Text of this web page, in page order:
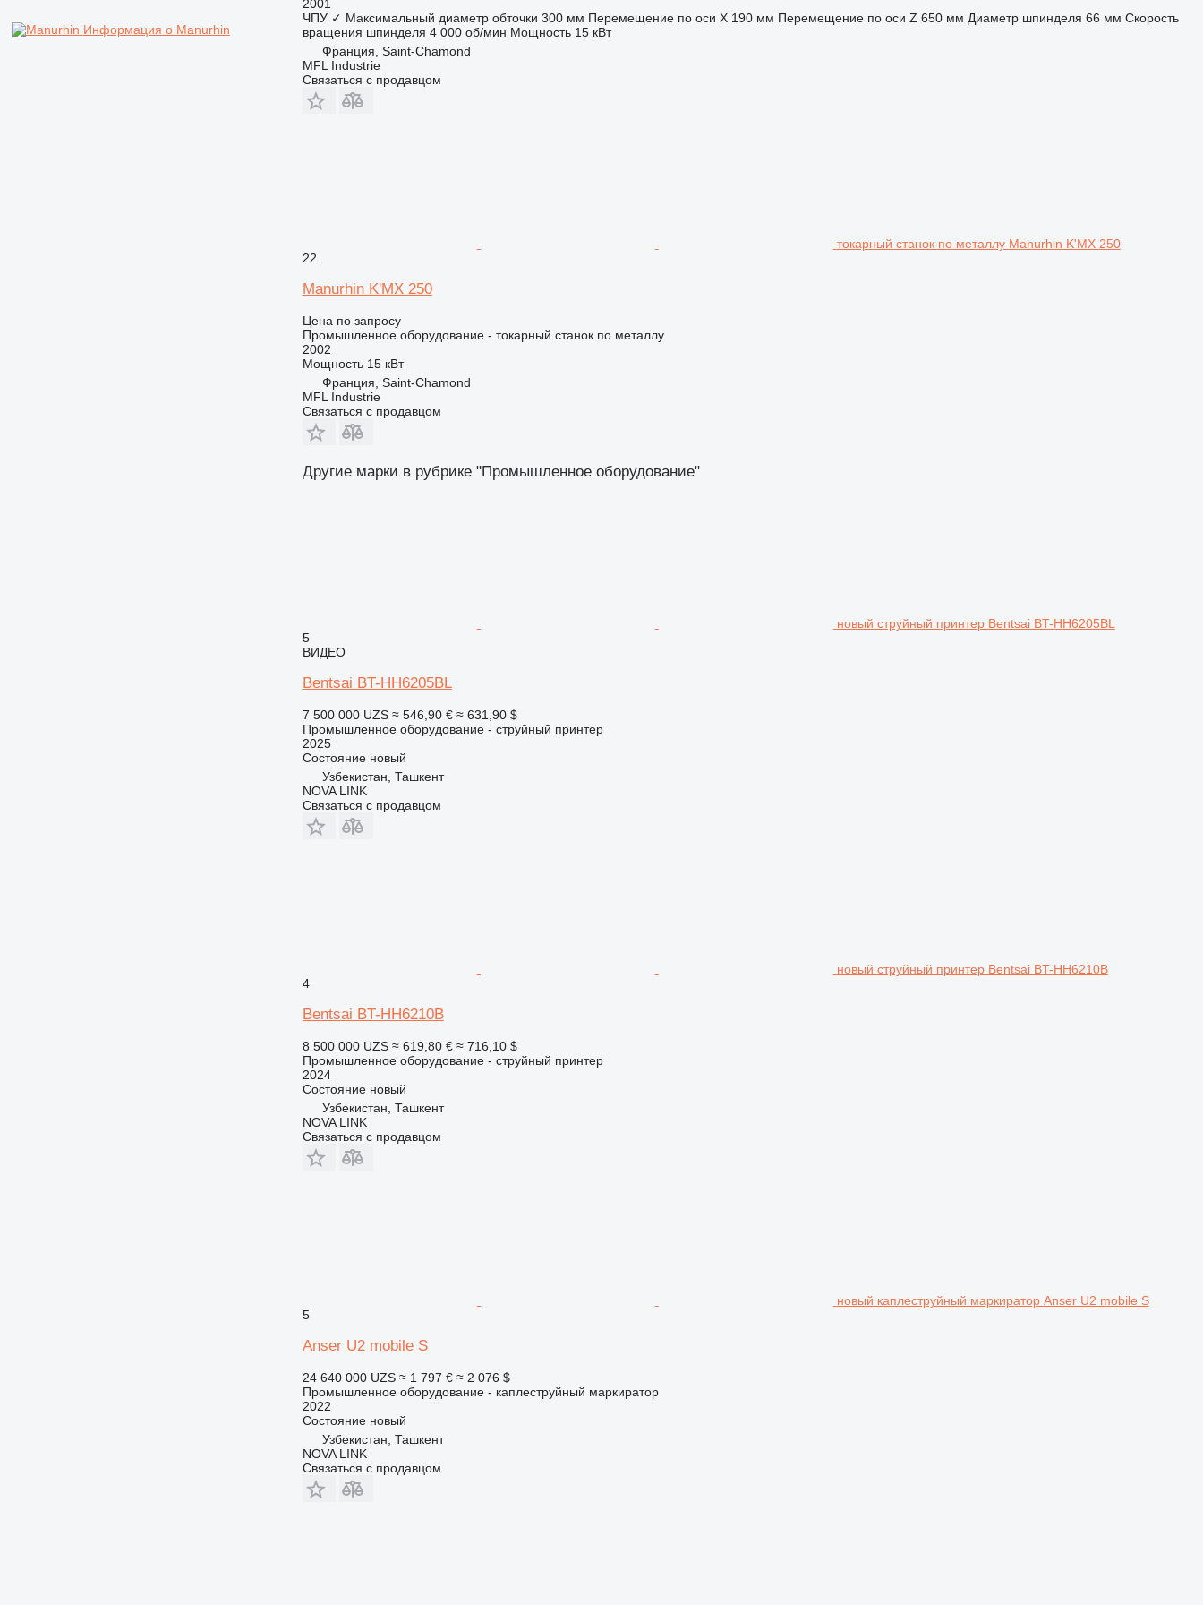
Информация о Manurhin
2001
ЧПУ ✓ Максимальный диаметр обточки 300 мм Перемещение по оси X 190 мм Перемещение по оси Z 650 мм Диаметр шпинделя 66 мм Скорость
вращения шпинделя 4 000 об/мин Мощность 15 кВт
Франция, Saint-Chamond
MFL Industrie
Связаться с продавцом
токарный станок по металлу Manurhin K'MX 250
22
Manurhin K'MX 250
Цена по запросу
Промышленное оборудование - токарный станок по металлу
2002
Мощность 15 кВт
Франция, Saint-Chamond
MFL Industrie
Связаться с продавцом
Другие марки в рубрике "Промышленное оборудование"
новый струйный принтер Bentsai BT-HH6205BL
5
ВИДЕО
Bentsai BT-HH6205BL
7 500 000 UZS ≈ 546,90 € ≈ 631,90 $
Промышленное оборудование - струйный принтер
2025
Состояниеновый
Узбекистан, Ташкент
NOVA LINK
Связаться с продавцом
новый струйный принтер Bentsai BT-HH6210B
4
Bentsai BT-HH6210B
8 500 000 UZS ≈ 619,80 € ≈ 716,10 $
Промышленное оборудование - струйный принтер
2024
Состояниеновый
Узбекистан, Ташкент
NOVA LINK
Связаться с продавцом
новый каплеструйный маркиратор Anser U2 mobile S
5
Anser U2 mobile S
24 640 000 UZS ≈ 1 797 € ≈ 2 076 $
Промышленное оборудование - каплеструйный маркиратор
2022
Состояниеновый
Узбекистан, Ташкент
NOVA LINK
Связаться с продавцом